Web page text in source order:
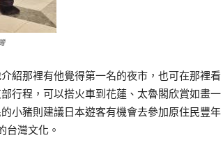
紹那裡有他覺得第一名的夜市，也可在那裡看
行程，可以搭火車到花蓮、太魯閣欣賞如畫一
小豬則建議日本遊客有機會去參加原住民豐年
台灣文化。